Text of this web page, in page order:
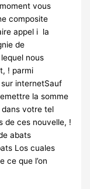
vous
composite
appel i la
de
nous
! parmi
internetSauf
la somme
dans votre tel
de ces nouvelle, !
abats
Los cuales
ce que l’on